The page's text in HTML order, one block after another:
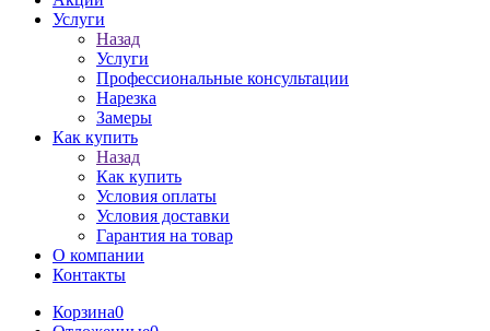
Услуги
Назад
Услуги
Профессиональные консультации
Нарезка
Замеры
Как купить
Назад
Как купить
Условия оплаты
Условия доставки
Гарантия на товар
О компании
Контакты
Корзина0